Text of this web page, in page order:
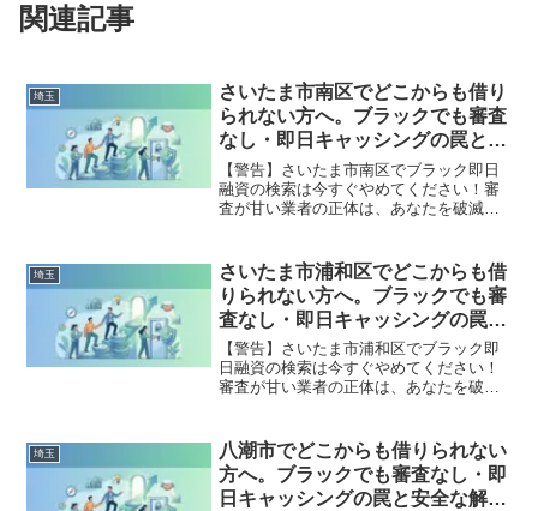
関連記事
埼玉
さいたま市南区でどこからも借り
られない方へ。ブラックでも審査
なし・即日キャッシングの罠と安
全な解決策
【警告】さいたま市南区でブラック即日
融資の検索は今すぐやめてください！審
査が甘い業者の正体は、あなたを破滅さ
す。さいたま市南区で違法業者を避け、
借金地獄から抜け出した方々の実体験と
確実な解決策を完全公開。
埼玉
さいたま市浦和区でどこからも借
りられない方へ。ブラックでも審
査なし・即日キャッシングの罠と
安全な解決策
【警告】さいたま市浦和区でブラック即
日融資の検索は今すぐやめてください！
審査が甘い業者の正体は、あなたを破滅
です。さいたま市浦和区で違法業者を避
け、借金地獄から抜け出した方々の実体
験と確実な解決策を完全公開。
埼玉
八潮市でどこからも借りられない
方へ。ブラックでも審査なし・即
日キャッシングの罠と安全な解決